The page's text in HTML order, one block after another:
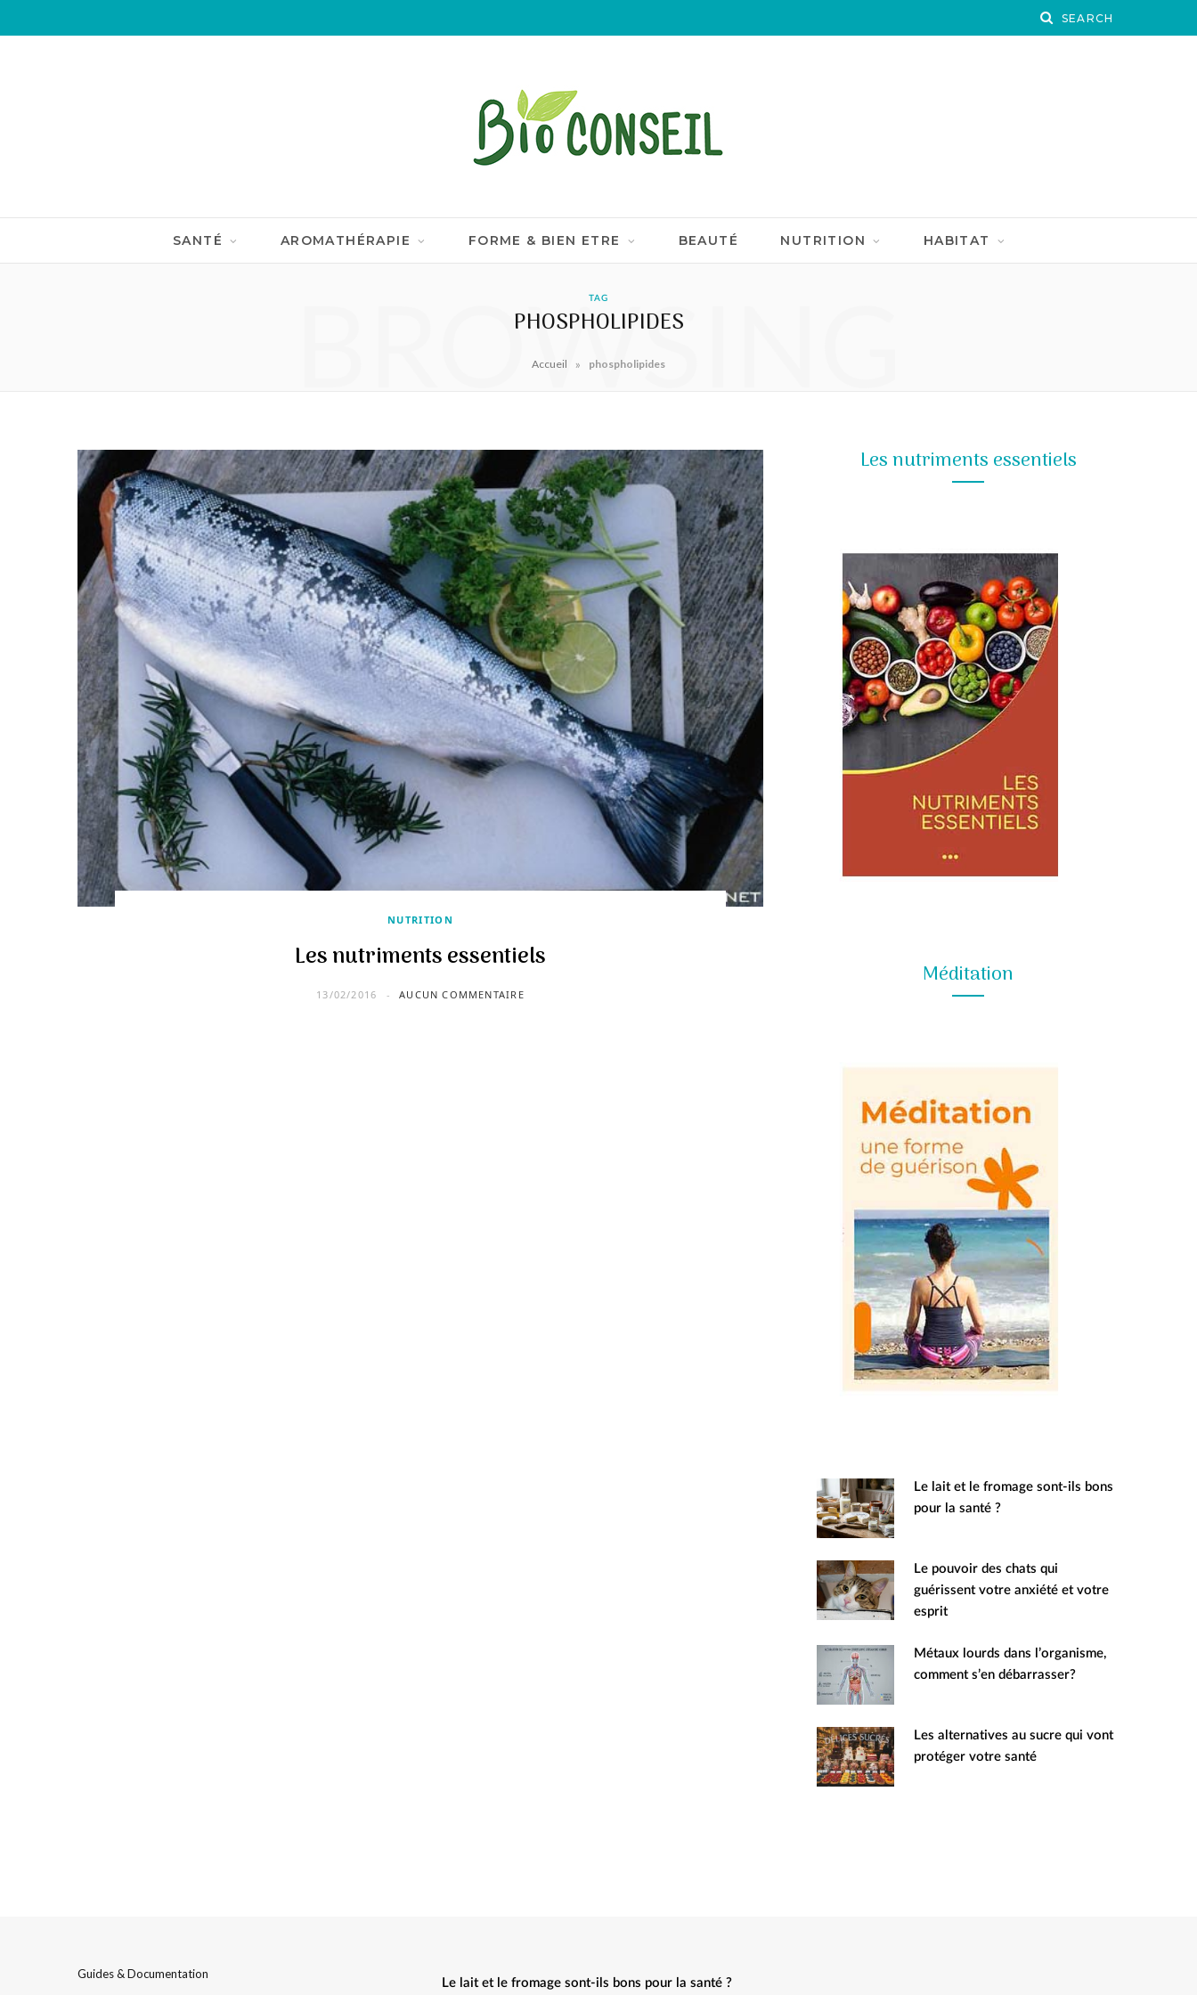
SANTÉ AROMATHÉRAPIE FORME & BIEN ETRE BEAUTÉ NUTRITION HABITAT
TAG
PHOSPHOLIPIDES
BROWSING
Accueil » phospholipides
NUTRITION
Les nutriments essentiels
13/02/2016 AUCUN COMMENTAIRE
Les nutriments essentiels
Méditation
Le lait et le fromage sont-ils bons
pour la santé ?
Le pouvoir des chats qui
guérissent votre anxiété et votre
esprit
Métaux lourds dans l’organisme,
comment s’en débarrasser?
Les alternatives au sucre qui vont
protéger votre santé
Guides & Documentation
Le lait et le fromage sont-ils bons pour la santé ?